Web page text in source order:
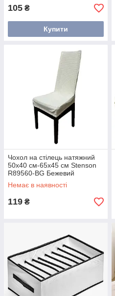
105 ₴
Купити
Чохол на стілець натяжний
50x40 см-65x45 см Stenson
R89560-BG Бежевий
Немає в наявності
119 ₴